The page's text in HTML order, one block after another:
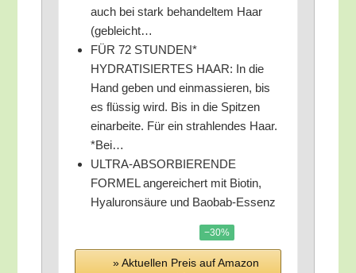
auch bei stark behan­del­tem Haar
(gebleicht…
FÜR 72 STUNDEN*
HYDRATISIERTES HAAR: In die
Hand geben und ein­mas­sie­ren, bis
es flüs­sig wird. Bis in die Spit­zen
ein­ar­bei­te. Für ein strah­len­des Haar.
*Bei…
ULTRA-ABSORBIERENDE
FORMEL ange­rei­chert mit Bio­tin,
Hyalu­ron­säu­re und Baobab-Essenz
−30%
» Aktu­el­len Preis auf Ama­zon